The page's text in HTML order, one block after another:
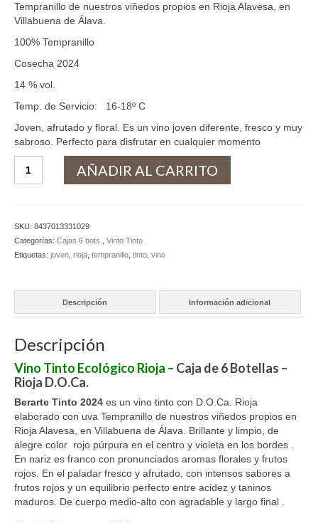
Tempranillo de nuestros viñedos propios en Rioja Alavesa, en
Villabuena de Álava.
100% Tempranillo
Cosecha 2024
14 % vol.
Temp. de Servicio: 16-18º C
Joven, afrutado y floral. Es un vino joven diferente, fresco y muy
sabroso. Perfecto para disfrutar en cualquier momento
Tinto
Bots.)
cantidad
AÑADIR AL CARRITO
SKU: 8437013331029
Categorías: Cajas 6 bots.
Vinto Tinto
Etiquetas: joven rioja tempranillo tinto vino
Descripción Información adicional
Descripción
Vino Tinto Ecológico Rioja – Caja de 6 Botellas –
Rioja D.O.Ca.
Berarte Tinto 2024 es un vino tinto con D.O.Ca. Rioja
elaborado con uva Tempranillo de nuestros viñedos propios en
Rioja Alavesa, en Villabuena de Álava. Brillante y limpio, de
alegre color rojo púrpura en el centro y violeta en los bordes .
En nariz es franco con pronunciados aromas florales y frutos
rojos. En el paladar fresco y afrutado, con intensos sabores a
frutos rojos y un equilibrio perfecto entre acidez y taninos
maduros. De cuerpo medio-alto con agradable y largo final .